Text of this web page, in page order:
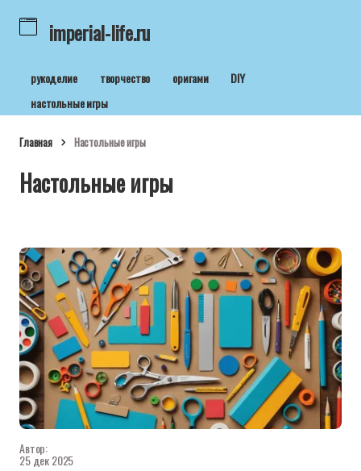
imperial-life.ru
рукоделие творчество оригами
DIY
настольные игры
Главная Настольные игры
Настольные игры
Автор:
25 дек 2025